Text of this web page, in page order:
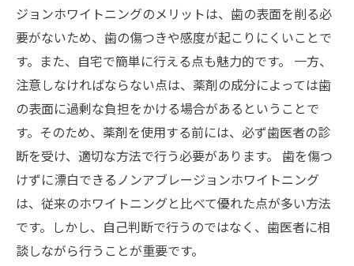
ジョンホワイトニングのメリットは、歯の表面を削る必
要がないため、歯の傷つきや感度が起こりにくいことで
す。また、自宅で簡単に行える点も魅力的です。 一方、
注意しなければならない点は、薬剤の成分によっては歯
の表面に過剰な負担をかける場合があるということで
す。そのため、薬剤を使用する前には、必ず歯医者の診
断を受け、適切な方法で行う必要があります。 歯を傷つ
けずに漂白できるノンアブレージョンホワイトニング
は、従来のホワイトニングと比べて優れた点が多い方法
です。しかし、自己判断で行うのではなく、歯医者に相
談しながら行うことが重要です。